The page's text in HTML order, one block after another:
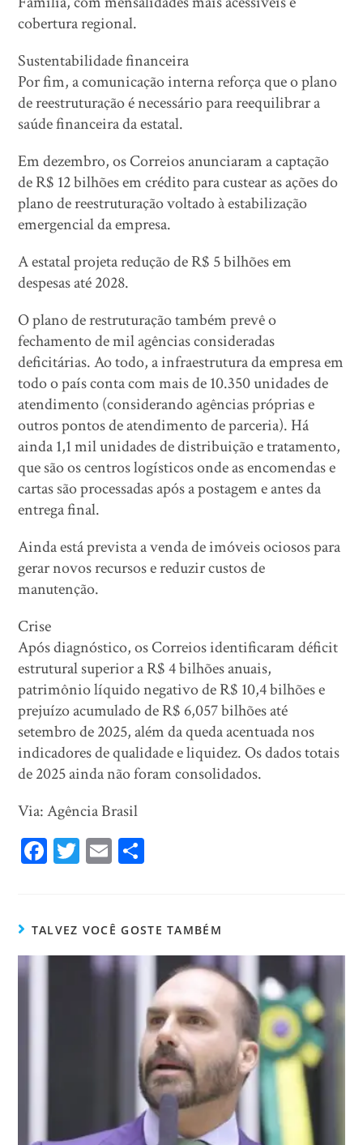
cobertura regional.
Sustentabilidade financeira
Por fim, a comunicação interna reforça que o plano
de reestruturação é necessário para reequilibrar a
saúde financeira da estatal.
Em dezembro, os Correios anunciaram a captação
de R$ 12 bilhões em crédito para custear as ações do
plano de reestruturação voltado à estabilização
emergencial da empresa.
A estatal projeta redução de R$ 5 bilhões em
despesas até 2028.
O plano de restruturação também prevê o
fechamento de mil agências consideradas
deficitárias. Ao todo, a infraestrutura da empresa em
todo o país conta com mais de 10.350 unidades de
atendimento (considerando agências próprias e
outros pontos de atendimento de parceria). Há
ainda 1,1 mil unidades de distribuição e tratamento,
que são os centros logísticos onde as encomendas e
cartas são processadas após a postagem e antes da
entrega final.
Ainda está prevista a venda de imóveis ociosos para
gerar novos recursos e reduzir custos de
manutenção.
Crise
Após diagnóstico, os Correios identificaram déficit
estrutural superior a R$ 4 bilhões anuais,
patrimônio líquido negativo de R$ 10,4 bilhões e
prejuízo acumulado de R$ 6,057 bilhões até
setembro de 2025, além da queda acentuada nos
indicadores de qualidade e liquidez. Os dados totais
de 2025 ainda não foram consolidados.
Via: Agência Brasil
Fa
ok
T
er
E
TALVEZ VOCÊ GOSTE TAMBÉM